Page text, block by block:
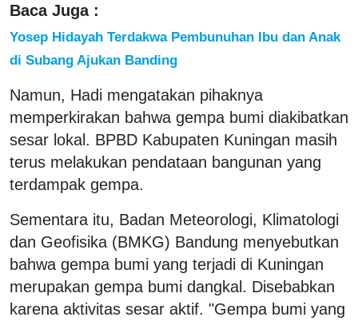
Baca Juga :
Yosep Hidayah Terdakwa Pembunuhan Ibu dan Anak
di Subang Ajukan Banding
Namun, Hadi mengatakan pihaknya
memperkirakan bahwa gempa bumi diakibatkan
sesar lokal. BPBD Kabupaten Kuningan masih
terus melakukan pendataan bangunan yang
terdampak gempa.
Sementara itu, Badan Meteorologi, Klimatologi
dan Geofisika (BMKG) Bandung menyebutkan
bahwa gempa bumi yang terjadi di Kuningan
merupakan gempa bumi dangkal. Disebabkan
karena aktivitas sesar aktif. "Gempa bumi yang